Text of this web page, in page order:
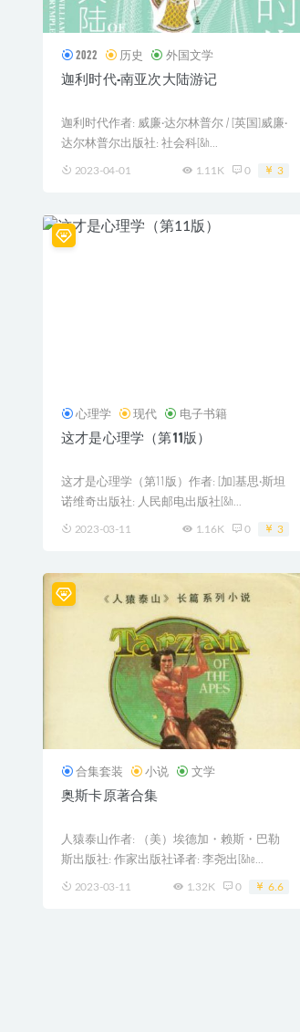
2022 历史 外国文学
迦利时代-南亚次大陆游记
迦利时代作者: 威廉·达尔林普尔 / [英国]威廉·
达尔林普尔出版社: 社会科[&h...
2023-04-01 1.11K 0 3
心理学 现代 电子书籍
这才是心理学（第11版）
这才是心理学（第11版）作者: [加]基思·斯坦
诺维奇出版社: 人民邮电出版社[&h...
2023-03-11 1.16K 0 3
合集套装 小说 文学
奥斯卡原著合集
人猿泰山作者: （美）埃德加・赖斯・巴勒
斯出版社: 作家出版社译者: 李尧出[&he...
2023-03-11 1.32K 0 6.6